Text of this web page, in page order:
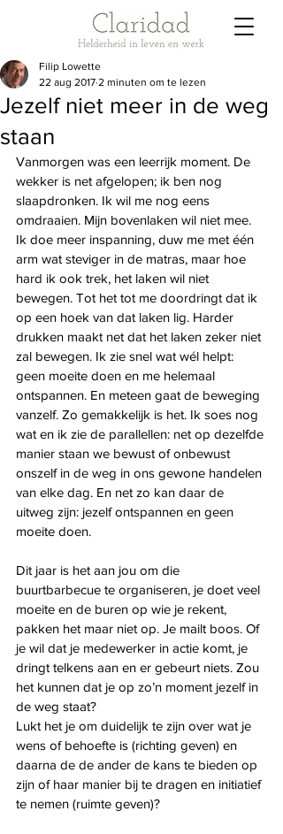
Jezelf niet meer in de weg
staan
Filip Lowette
22 aug 2017 2 minuten om te lezen
Vanmorgen was een leerrijk moment. De
wekker is net afgelopen; ik ben nog
slaapdronken. Ik wil me nog eens
omdraaien. Mijn bovenlaken wil niet mee.
Ik doe meer inspanning, duw me met één
arm wat steviger in de matras, maar hoe
hard ik ook trek, het laken wil niet
bewegen. Tot het tot me doordringt dat ik
op een hoek van dat laken lig. Harder
drukken maakt net dat het laken zeker niet
zal bewegen. Ik zie snel wat wél helpt:
geen moeite doen en me helemaal
ontspannen. En meteen gaat de beweging
vanzelf. Zo gemakkelijk is het. Ik soes nog
wat en ik zie de parallellen: net op dezelfde
manier staan we bewust of onbewust
onszelf in de weg in ons gewone handelen
van elke dag. En net zo kan daar de
uitweg zijn: jezelf ontspannen en geen
moeite doen.
Dit jaar is het aan jou om die
buurtbarbecue te organiseren, je doet veel
moeite en de buren op wie je rekent,
pakken het maar niet op. Je mailt boos. Of
je wil dat je medewerker in actie komt, je
dringt telkens aan en er gebeurt niets. Zou
het kunnen dat je op zo’n moment jezelf in
de weg staat?
Lukt het je om duidelijk te zijn over wat je
wens of behoefte is (richting geven) en
daarna de de ander de kans te bieden op
zijn of haar manier bij te dragen en initiatief
te nemen (ruimte geven)?